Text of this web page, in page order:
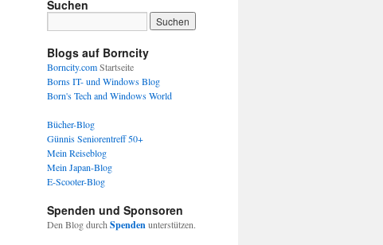
Suchen
Blogs auf Borncity
Borncity.comStartseite
Borns IT- und Windows Blog
Born's Tech and Windows World
Bücher-Blog
Günnis Seniorentreff 50+
Mein Reiseblog
Mein Japan-Blog
E-Scooter-Blog
Spenden und Sponsoren
Den Blog durch Spendenunterstützen.